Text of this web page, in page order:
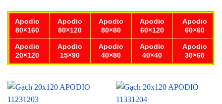
Apodio
80×160
Apodio
80×120
Apodio
80×80
Apodio
60×120
Apodio
60×60
Apodio
20×120
Apodio
15×90
Apodio
40×80
Apodio
40×40
Apodio
30×60